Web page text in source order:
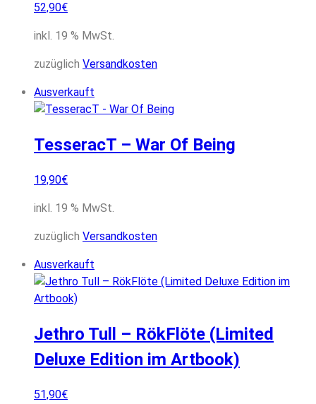
52,90€
inkl. 19 % MwSt.
zuzüglich Versandkosten
Ausverkauft
TesseracT – War Of Being
19,90€
inkl. 19 % MwSt.
zuzüglich Versandkosten
Ausverkauft
Jethro Tull – RökFlöte (Limited
Deluxe Edition im Artbook)
51,90€